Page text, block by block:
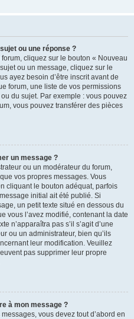
ou une réponse ?
cliquez sur le bouton « Nouveau
ou un message, cliquez sur le
ayez besoin d’être inscrit avant de
forum, une liste de vos permissions
du sujet. Par exemple : vous pouvez
vous pouvez transférer des pièces
un message ?
ou un modérateur du forum,
vos propres messages. Vous
cliquant le bouton adéquat, parfois
initial ait été publié. Si
un petit texte situé en dessous du
vous l’avez modifié, contenant la date
n’apparaîtra pas s’il s’agit d’une
ou un administrateur, bien qu’ils
leur modification. Veuillez
pas supprimer leur propre
à mon message ?
vous devez tout d’abord en